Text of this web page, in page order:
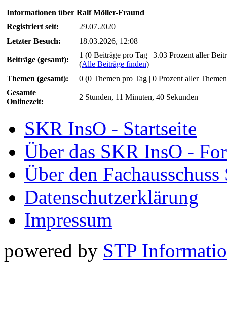
Informationen über Ralf Möller-Fraund
Registriert seit:
29.07.2020
Letzter Besuch:
18.03.2026, 12:08
Beiträge (gesamt):
1 (0 Beiträge pro Tag | 3.03 Prozent aller
(Alle Beiträge finden)
Themen (gesamt):
0 (0 Themen pro Tag | 0 Prozent aller
Gesamte
Onlinezeit:
2 Stunden, 11 Minuten, 40 Sekunden
SKR InsO - Startseite
Über das SKR InsO -
Über den
Datenschutzerklärung
Impressum
powered by STP